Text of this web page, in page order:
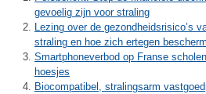
gevoelig zijn voor straling
Lezing over de gezondheidsrisico’s
straling en hoe zich ertegen
Smartphoneverbod op Franse
hoesjes
Biocompatibel, stralingsarm